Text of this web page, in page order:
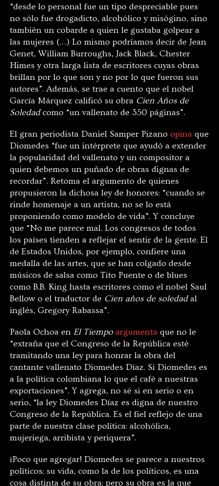
“desde lo personal fue un tipo despreciable pues
no sólo fue drogadicto, alcohólico y misógino, sino
también un cobarde a quien le gustaba golpear a
las mujeres (…) Lo mismo podríamos decir de Jean
Genet, William Burroughs, Jack Black, Chester
Himes y otra larga lista de escritores cuyas obras
brillan por lo que son y no por lo que fueron sus
autores”. Además, se trae a cuento que el nobel
García Márquez calificó su obra Cien Años de
Soledadcomo “un vallenato de 350 páginas”.
El gran periodista Daniel Samper Pizano opina que
Diomedes “fue un intérprete que ayudó a extender
la popularidad del vallenato y un compositor a
quien debemos un puñado de obras dignas de
recordar”. Retoma el argumento de quienes
propusieron la dichosa ley de honores: “cuando se
rinde homenaje a un artista, no se lo está
proponiendo como modelo de vida”. Y concluye
que “No me parece mal. Los congresos de todos
los países tienden a reflejar el sentir de la gente. El
de Estados Unidos, por ejemplo, confiere una
medalla de las artes, que se han colgado desde
músicos de salsa como Tito Puente o de blues
como B.B. King hasta escritores como el nobel Saul
Bellow o el traductor de Cien años de soledadal
inglés, Gregory Rabassa”.
Paola Ochoa en El Tiempoargumenta que no le
“extraña que el Congreso de la República esté
tramitando una ley para honrar la obra del
cantante vallenato Diomedes Díaz. Si Diomedes es
a la política colombiana lo que el café a nuestras
exportaciones”. Y agrega, no sé si en serio o en
serio, “la ley Diomedes Díaz es digna de nuestro
Congreso de la República. Es el fiel reflejo de una
parte de nuestra clase política: alcohólica,
mujeriega, arribista y periquera”.
¡Poco que agregar! Diomedes se parece a nuestros
políticos; su vida, como la de los políticos, es una
cosa distinta de su obra; pero su obra es la que